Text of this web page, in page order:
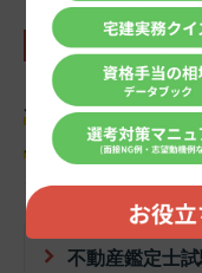
3-1.初学者向け
合格実績と、長年
ルスポイント。合格
不動産鑑定士